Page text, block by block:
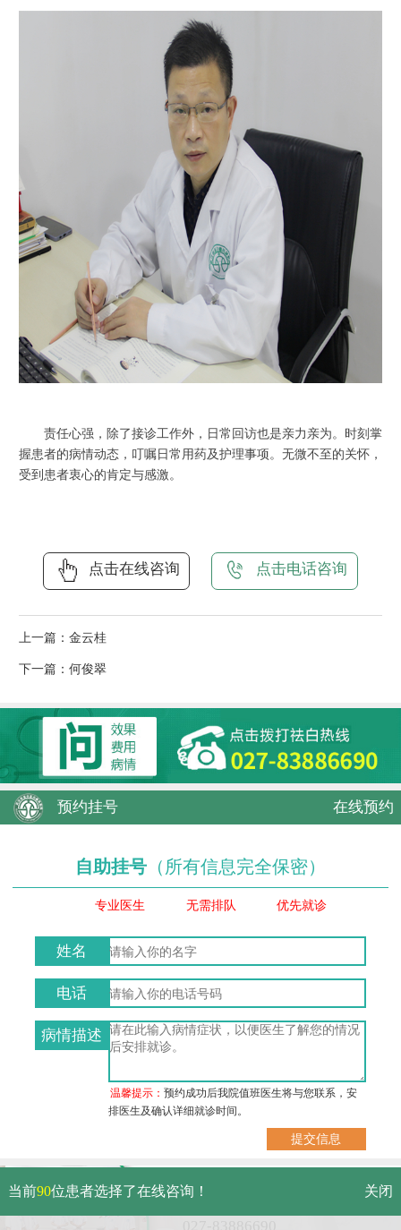
责任心强，除了接诊工作外，日常回访也是亲力亲为。时刻掌
握患者的病情动态，叮嘱日常用药及护理事项。无微不至的关怀，
受到患者衷心的肯定与感激。
点击在线咨询 点击电话咨询
上一篇： 金云桂
下一篇： 何俊翠
预约挂号 在线预约
自助挂号 （所有信息完全保密）
专业医生 无需排队 优先就诊
姓名
电话
病情描述
温馨提示：预约成功后我院值班医生将与您联系，安
排医生及确认详细就诊时间。
武汉市硚口区解放大道479号
免费电话：
当前90位患者选择了在线咨询！ 关闭